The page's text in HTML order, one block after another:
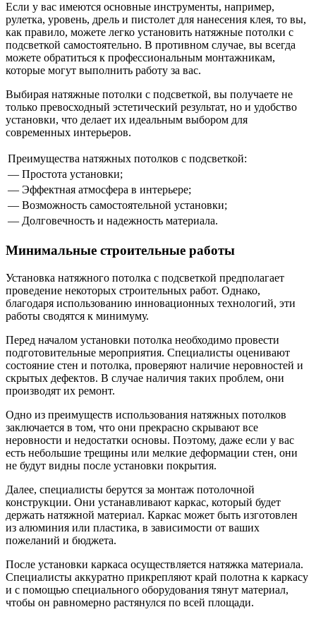
Если у вас имеются основные инструменты, например,
рулетка, уровень, дрель и пистолет для нанесения клея, то вы,
как правило, можете легко установить натяжные потолки с
подсветкой самостоятельно. В противном случае, вы всегда
можете обратиться к профессиональным монтажникам,
которые могут выполнить работу за вас.
Выбирая натяжные потолки с подсветкой, вы получаете не
только превосходный эстетический результат, но и удобство
установки, что делает их идеальным выбором для
современных интерьеров.
Преимущества натяжных потолков с подсветкой:
— Простота установки;
— Эффектная атмосфера в интерьере;
— Возможность самостоятельной установки;
— Долговечность и надежность материала.
Минимальные строительные работы
Установка натяжного потолка с подсветкой предполагает
проведение некоторых строительных работ. Однако,
благодаря использованию инновационных технологий, эти
работы сводятся к минимуму.
Перед началом установки потолка необходимо провести
подготовительные мероприятия. Специалисты оценивают
состояние стен и потолка, проверяют наличие неровностей и
скрытых дефектов. В случае наличия таких проблем, они
производят их ремонт.
Одно из преимуществ использования натяжных потолков
заключается в том, что они прекрасно скрывают все
неровности и недостатки основы. Поэтому, даже если у вас
есть небольшие трещины или мелкие деформации стен, они
не будут видны после установки покрытия.
Далее, специалисты берутся за монтаж потолочной
конструкции. Они устанавливают каркас, который будет
держать натяжной материал. Каркас может быть изготовлен
из алюминия или пластика, в зависимости от ваших
пожеланий и бюджета.
После установки каркаса осуществляется натяжка материала.
Специалисты аккуратно прикрепляют край полотна к каркасу
и с помощью специального оборудования тянут материал,
чтобы он равномерно растянулся по всей площади.